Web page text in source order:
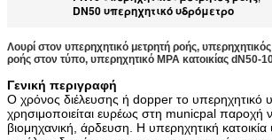
DN50 υπερηχητικό υδρόμετρο
Λουρί στον υπερηχητικό μετρητή ροής,
ροής στον τύπο, υπερηχητικό MPA κατοικίας dN50-
Γενική περιγραφή
Ο χρόνος διέλευσης ή dopper το υπερηχητικό
χρησιμοποιείται ευρέως στη municpal παροχή
βιομηχανική, άρδευση. Η υπερηχητική